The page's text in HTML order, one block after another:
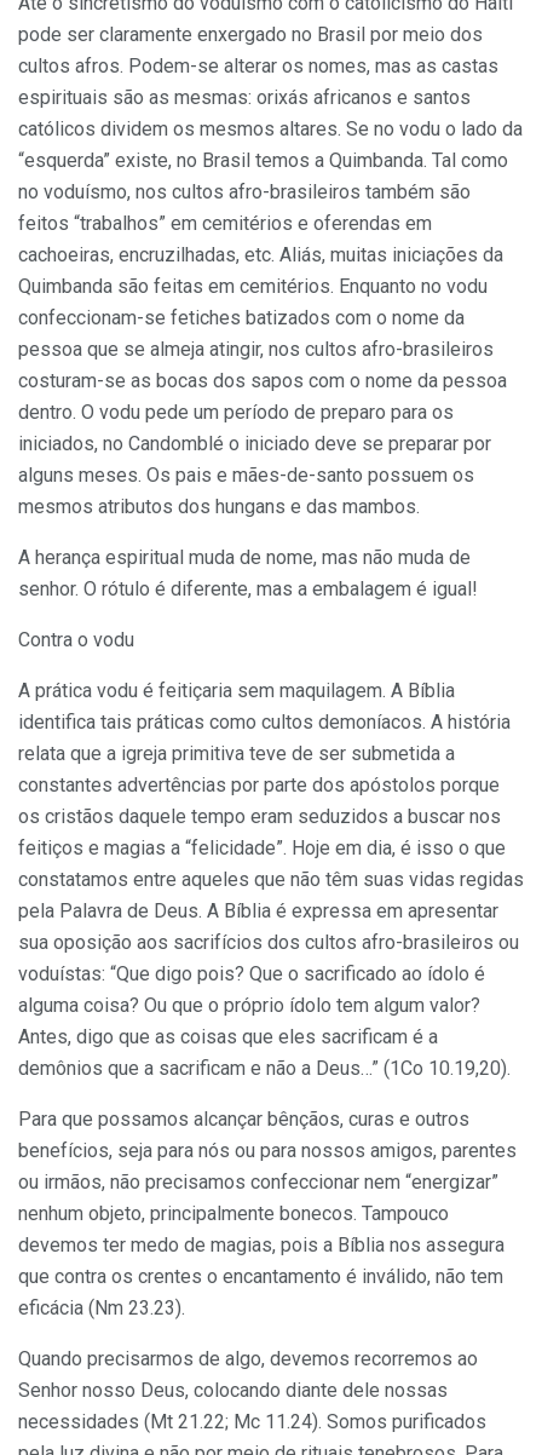
pode ser claramente enxergado no Brasil por meio dos
cultos afros. Podem-se alterar os nomes, mas as castas
espirituais são as mesmas: orixás africanos e santos
católicos dividem os mesmos altares. Se no vodu o lado da
“esquerda” existe, no Brasil temos a Quimbanda. Tal como
no voduísmo, nos cultos afro-brasileiros também são
feitos “trabalhos” em cemitérios e oferendas em
cachoeiras, encruzilhadas, etc. Aliás, muitas iniciações da
Quimbanda são feitas em cemitérios. Enquanto no vodu
confeccionam-se fetiches batizados com o nome da
pessoa que se almeja atingir, nos cultos afro-brasileiros
costuram-se as bocas dos sapos com o nome da pessoa
dentro. O vodu pede um período de preparo para os
iniciados, no Candomblé o iniciado deve se preparar por
alguns meses. Os pais e mães-de-santo possuem os
mesmos atributos dos hungans e das mambos.
A herança espiritual muda de nome, mas não muda de
senhor. O rótulo é diferente, mas a embalagem é igual!
Contra o vodu
A prática vodu é feitiçaria sem maquilagem. A Bíblia
identifica tais práticas como cultos demoníacos. A história
relata que a igreja primitiva teve de ser submetida a
constantes advertências por parte dos apóstolos porque
os cristãos daquele tempo eram seduzidos a buscar nos
feitiços e magias a “felicidade”. Hoje em dia, é isso o que
constatamos entre aqueles que não têm suas vidas regidas
pela Palavra de Deus. A Bíblia é expressa em apresentar
sua oposição aos sacrifícios dos cultos afro-brasileiros ou
voduístas: “Que digo pois? Que o sacrificado ao ídolo é
alguma coisa? Ou que o próprio ídolo tem algum valor?
Antes, digo que as coisas que eles sacrificam é a
demônios que a sacrificam e não a Deus…” (1Co 10.19,20).
Para que possamos alcançar bênçãos, curas e outros
benefícios, seja para nós ou para nossos amigos, parentes
ou irmãos, não precisamos confeccionar nem “energizar”
nenhum objeto, principalmente bonecos. Tampouco
devemos ter medo de magias, pois a Bíblia nos assegura
que contra os crentes o encantamento é inválido, não tem
eficácia (Nm 23.23).
Quando precisarmos de algo, devemos recorremos ao
Senhor nosso Deus, colocando diante dele nossas
necessidades (Mt 21.22; Mc 11.24). Somos purificados